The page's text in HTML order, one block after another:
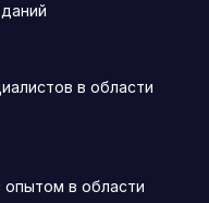
в области
опытом в области